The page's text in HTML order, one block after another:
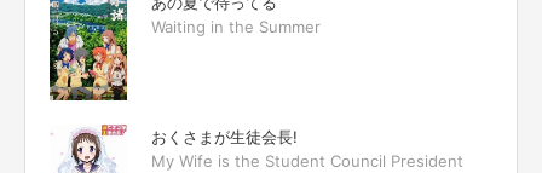
Waiting in the Summer
おくさまが生徒会長!
My Wife is the Student Council President